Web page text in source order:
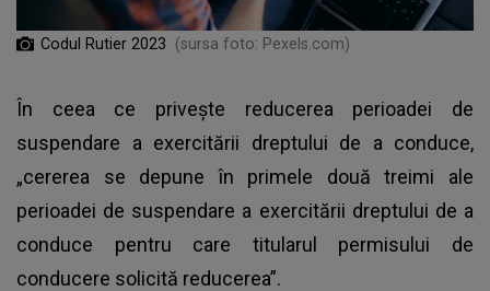
Codul Rutier 2023 (sursa foto: Pexels.com)
În ceea ce privește reducerea perioadei de
suspendare a exercitării dreptului de a conduce,
„cererea se depune în primele două treimi ale
perioadei de suspendare a exercitării dreptului de a
conduce pentru care titularul permisului de
conducere solicită reducerea”.